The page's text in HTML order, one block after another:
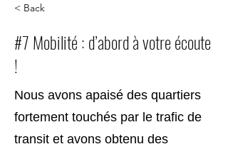
< Back
#7 Mobilité : d’abord à votre écoute
!
Nous avons apaisé des quartiers
fortement touchés par le trafic de
transit et avons obtenu des